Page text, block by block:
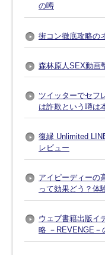
の噂
街コン徹底攻略の
森林原人SEX動画
ツイッターでセフ
は詐欺という噂は
復縁 Unlimited
レビュー
アイピーディーの
って効果どう？体
ウェブ書籍出版
略 －REVENGE－